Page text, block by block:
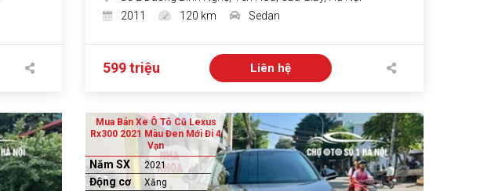
2011
120 km Sedan
599 triệu Liên hệ
Mua Bán Xe Ô Tô Cũ Lexus
Rx300 2021 Màu Đen Mới Đi 4
Vạn
Năm SX 2021
Động cơ Xăng